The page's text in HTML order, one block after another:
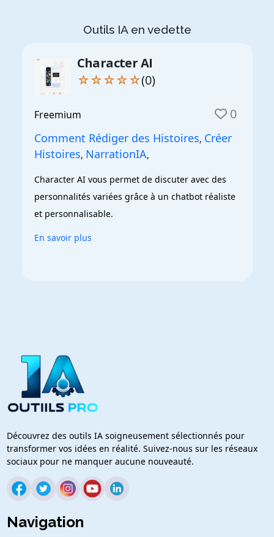
Outils IA en vedette
Character AI
☆☆☆☆☆(0)
Freemium 0
Comment Rédiger des Histoires, Créer
Histoires, NarrationIA,
Character AI vous permet de discuter avec des
personnalités variées grâce à un chatbot réaliste
et personnalisable.
En savoir plus
Découvrez des outils IA soigneusement sélectionnés pour
transformer vos idées en réalité. Suivez-nous sur les réseaux
sociaux pour ne manquer aucune nouveauté.
Navigation